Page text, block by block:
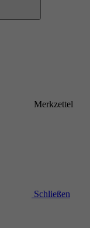
Merkzettel
Schließen